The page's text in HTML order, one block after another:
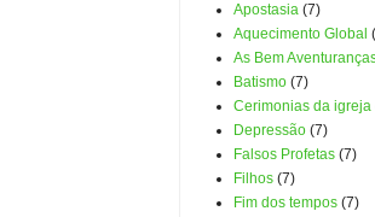
Apostasia (7)
Aquecimento Global
As Bem
Batismo (7)
Cerimonias da igreja
Depressão (7)
Falsos Profetas (7)
Filhos (7)
Fim dos tempos (7)